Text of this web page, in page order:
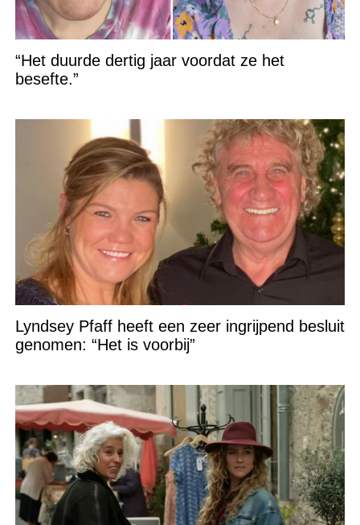
“Het duurde dertig jaar voordat ze het
besefte.”
Lyndsey Pfaff heeft een zeer ingrijpend besluit
genomen: “Het is voorbij”